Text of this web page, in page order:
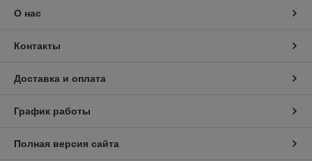
О нас
Контакты
Доставка и оплата
График работы
Полная версия сайта